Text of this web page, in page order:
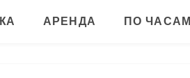
АРЕНДА ПО ЧАСАМ